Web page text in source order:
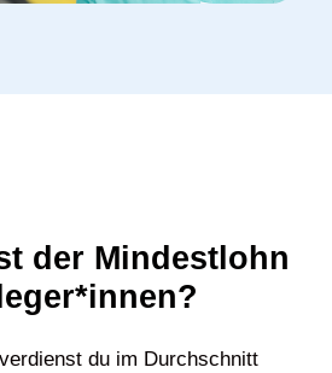
der Mindestlohn
du im Durchschnitt